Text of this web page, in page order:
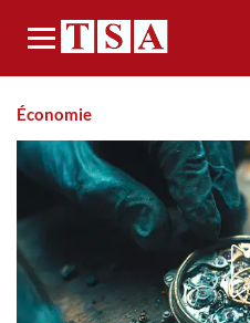
Menu
Économie